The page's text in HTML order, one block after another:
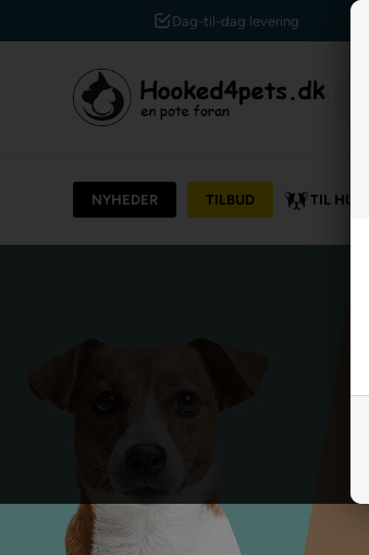
Dag-til-dag levering
NYHEDER TILBUD TIL HUND